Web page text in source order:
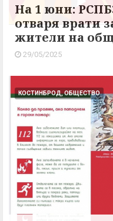
На 1 юни:
отваря врати
жители на
29/05/2025
КОСТИНБРОД, ОБЩЕСТВО